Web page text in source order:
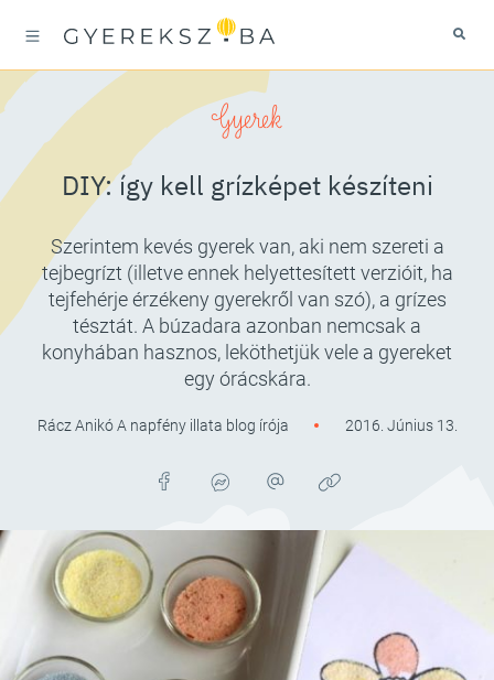
Gyerek
DIY: így kell grízképet készíteni
Szerintem kevés gyerek van, aki nem szereti a
tejbegrízt (illetve ennek helyettesített verzióit, ha
tejfehérje érzékeny gyerekről van szó), a grízes
tésztát. A búzadara azonban nemcsak a
konyhában hasznos, leköthetjük vele a gyereket
egy órácskára.
Rácz Anikó A napfény illata blog írója 2016. Június 13.